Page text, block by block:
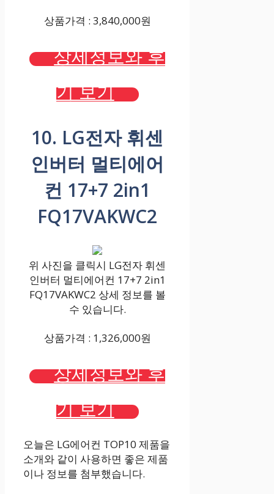
상품가격 : 3,840,000원
상세정보와 후
기 보기
10. LG전자 휘센
인버터 멀티에어
컨 17+7 2in1
FQ17VAKWC2
위 사진을 클릭시 LG전자 휘센
인버터 멀티에어컨 17+7 2in1
FQ17VAKWC2 상세 정보를 볼
수 있습니다.
상품가격 : 1,326,000원
상세정보와 후
기 보기
오늘은 LG에어컨 TOP10 제품을
소개와 같이 사용하면 좋은 제품
이나 정보를 첨부했습니다.